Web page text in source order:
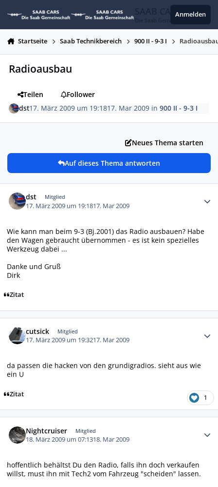
SAAB CARS
Die Saab Gemeinschaft
Anmelden
Startseite Saab Technikbereich 900 II - 9-3 I
Radioausbau
Teilen
Follower
dst17. März 2009 um 19:1817. Mar 2009 in900 II - 9-3 I
Neues Thema starten
Auf dieses Thema antworten
dst Mitglied
17. März 2009 um 19:1817. Mar 2009
Wie kann man beim 9-3 (Bj.2001) das Radio ausbauen? Habe
den Wagen gebraucht übernommen - es ist kein spezielles
Werkzeug dabei ...
Danke und Gruß
Dirk
Zitat
cutsick Mitglied
17. März 2009 um 19:3217. Mar 2009
da passen die hacken von den grundigradios. sieht aus wie
ein U
Zitat 1
Nightcruiser Mitglied
18. März 2009 um 07:1318. Mar 2009
hoffentlich behältst Du den Radio, falls ihn doch verkaufen
willst, must ihn mit Tech2 vom Fahrzeug "scheiden" lassen.